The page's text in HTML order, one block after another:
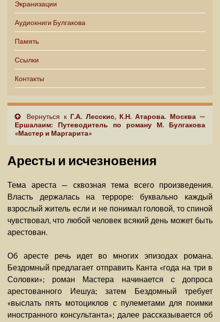
Экранизации
Аудиокниги Булгакова
Память
Ссылки
Контакты
Вернуться к Г.А. Лесскис, К.Н. Атарова. Москва —
Ершалаим: Путеводитель по роману М. Булгакова
«Мастер и Маргарита»
Аресты и исчезновения
Тема ареста — сквозная тема всего произведения.
Власть держалась на терроре: буквально каждый
взрослый житель если и не понимал головой, то спиной
чувствовал, что любой человек всякий день может быть
арестован.
Об аресте речь идет во многих эпизодах романа.
Бездомный предлагает отправить Канта «года на три в
Соловки»; роман Мастера начинается с допроса
арестованного Иешуа; затем Бездомный требует
«выслать пять мотоциклов с пулеметами для поимки
иностранного консультанта»; далее рассказывается об